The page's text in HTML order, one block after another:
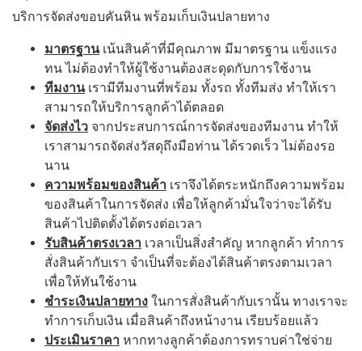
บริการจัดส่งขอบคันหิน พร้อมเก็บเงินปลายทาง
มาตรฐานเน้นสินค้าที่มีคุณภาพ มีมาตรฐาน แข็งแรง
ทน ไม่ต้องทำให้ผู้ใช้งานต้องสะดุดกับการใช้งาน
ทีมงานเรามีทีมงานที่พร้อม ทั้งรถ ทั้งทีมส่ง ทำให้เรา
สามารถให้บริการลูกค้าได้ตลอด
จัดส่งไว จากประสบการณ์การจัดส่งของทีมงาน ทำให้
เราสามารถจัดส่งวัสดุถึงมือท่าน ได้รวดเร็ว ไม่ต้องรอ
นาน
ความพร้อมของสินค้า เราจึงได้ตระหนักถึงความพร้อม
ของสินค้าในการจัดส่ง เพื่อให้ลูกค้ามั่นใจว่าจะได้รับ
สินค้าไปติดตั้งได้ตรงต่อเวลา
รับสินค้าตรงเวลา เวลาเป็นสิ่งสำคัญ หากลูกค้า ทำการ
สั่งสินค้ากับเรา จำเป็นที่จะต้องได้สินค้าตรงตามเวลา
เพื่อให้ทันใช้งาน
ชำระเงินปลายทาง ในการสั่งสินค้ากับเรานั้น ทางเราจะ
ทำการเก็บเงิน เมื่อสินค้าถึงหน้างาน เรียบร้อยแล้ว
ประเมินราคา หากทางลูกค้าต้องการทราบค่าใช่จ่าย